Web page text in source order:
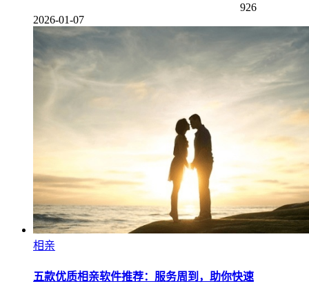
926
2026-01-07
相亲
五款优质相亲软件推荐：服务周到，助你快速